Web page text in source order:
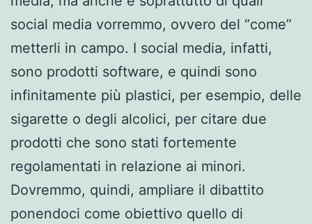
social media vorremmo, ovvero del “come”
metterli in campo. I social media, infatti,
sono prodotti software, e quindi sono
infinitamente più plastici, per esempio, delle
sigarette o degli alcolici, per citare due
prodotti che sono stati fortemente
regolamentati in relazione ai minori.
Dovremmo, quindi, ampliare il dibattito
ponendoci come obiettivo quello di